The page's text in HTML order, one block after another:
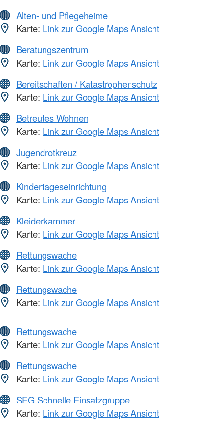
Alten- und Pflegeheime
Karte: Link zur Google Maps Ansicht
Beratungszentrum
Karte: Link zur Google Maps Ansicht
Bereitschaften / Katastrophenschutz
Karte: Link zur Google Maps Ansicht
Betreutes Wohnen
Karte: Link zur Google Maps Ansicht
Jugendrotkreuz
Karte: Link zur Google Maps Ansicht
Kindertageseinrichtung
Karte: Link zur Google Maps Ansicht
Kleiderkammer
Karte: Link zur Google Maps Ansicht
Rettungswache
Karte: Link zur Google Maps Ansicht
Rettungswache
Karte: Link zur Google Maps Ansicht
Rettungswache
Karte: Link zur Google Maps Ansicht
Rettungswache
Karte: Link zur Google Maps Ansicht
SEG Schnelle Einsatzgruppe
Karte: Link zur Google Maps Ansicht